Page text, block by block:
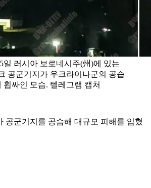
일 러시아 보로네시주(州)에 있는
공군기지가 우크라이나군의 공습
휩싸인 모습. 텔레그램 캡처
공군기지를 공습해 대규모 피해를 입혔